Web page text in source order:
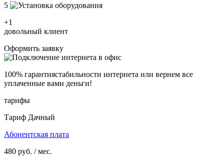
5
+1
довольный клиент
Оформить заявку
100% гарантиястабильности интернета или вернем все
уплаченные вами деньги!
тарифы
Тариф Дачный
Абонентская плата
480 руб. / мес.